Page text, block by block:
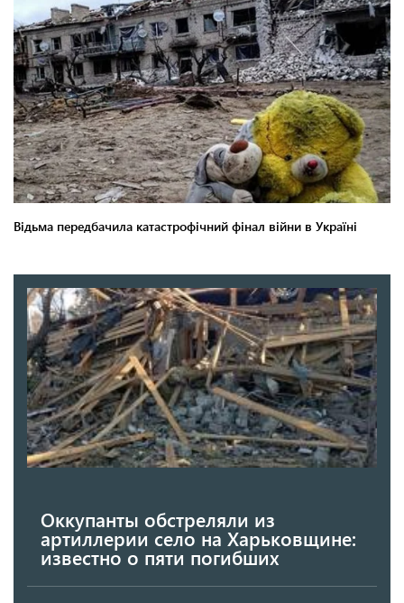
Оккупанты обстреляли из
артиллерии село на Харьковщине:
известно о пяти погибших